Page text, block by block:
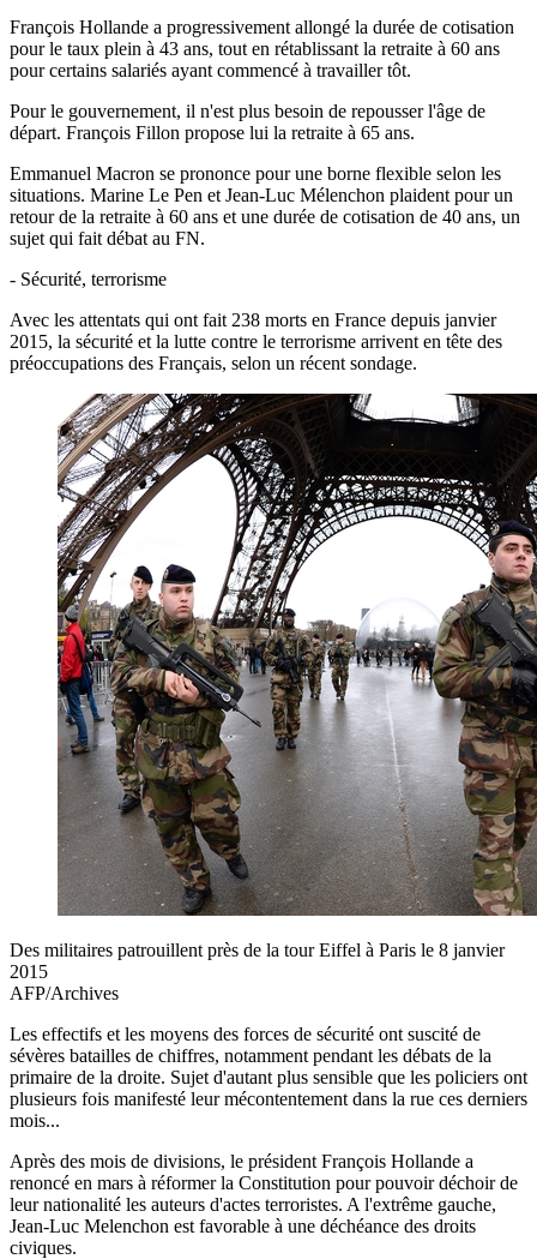
François Hollande a progressivement allongé la durée de cotisation
pour le taux plein à 43 ans, tout en rétablissant la retraite à 60 ans
pour certains salariés ayant commencé à travailler tôt.
Pour le gouvernement, il n'est plus besoin de repousser l'âge de
départ. François Fillon propose lui la retraite à 65 ans.
Emmanuel Macron se prononce pour une borne flexible selon les
situations. Marine Le Pen et Jean-Luc Mélenchon plaident pour un
retour de la retraite à 60 ans et une durée de cotisation de 40 ans, un
sujet qui fait débat au FN.
- Sécurité, terrorisme
Avec les attentats qui ont fait 238 morts en France depuis janvier
2015, la sécurité et la lutte contre le terrorisme arrivent en tête des
préoccupations des Français, selon un récent sondage.
Des militaires patrouillent près de la tour Eiffel à Paris le 8 janvier
2015
AFP/Archives
Les effectifs et les moyens des forces de sécurité ont suscité de
sévères batailles de chiffres, notamment pendant les débats de la
primaire de la droite. Sujet d'autant plus sensible que les policiers ont
plusieurs fois manifesté leur mécontentement dans la rue ces derniers
mois...
Après des mois de divisions, le président François Hollande a
renoncé en mars à réformer la Constitution pour pouvoir déchoir de
leur nationalité les auteurs d'actes terroristes. A l'extrême gauche,
Jean-Luc Melenchon est favorable à une déchéance des droits
civiques.